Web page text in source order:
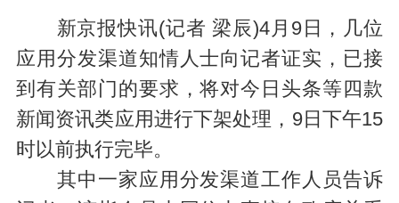
新京报快讯(记者 梁辰)4月9日，几位
应用分发渠道知情人士向记者证实，已接
到有关部门的要求，将对今日头条等四款
新闻资讯类应用进行下架处理，9日下午15
时以前执行完毕。
其中一家应用分发渠道工作人员告诉